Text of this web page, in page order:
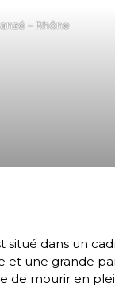
– Rhône
situé dans un
et une grande
de mourir en